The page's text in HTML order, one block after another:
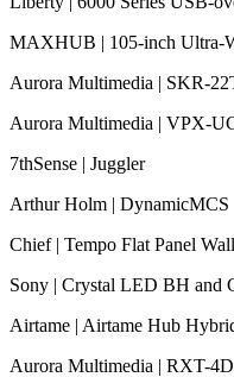
MAXHUB | 105-inch Ultra-
Aurora Multimedia | SKR-
Aurora Multimedia | VPX-
7thSense | Juggler
Arthur Holm | DynamicMCS
Chief | Tempo Flat Panel
Sony | Crystal LED BH and
Airtame | Airtame Hub
Aurora Multimedia | RXT-